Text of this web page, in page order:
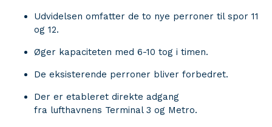
Udvidelsen omfatter de to nye perroner til spor 11
og 12.
Øger kapaciteten med 6-10 tog i timen.
De eksisterende perroner bliver forbedret.
Der er etableret direkte adgang
fra lufthavnens Terminal 3 og Metro.